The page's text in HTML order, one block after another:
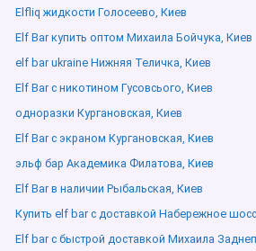
Elfliq жидкости Голосеево, Киев
Elf Bar купить оптом Михаила Бойчука, Киев
elf bar ukraine Нижняя Теличка, Киев
Elf Bar с никотином Гусовсього, Киев
одноразки Кургановская, Киев
Elf Bar с экраном Кургановская, Киев
эльф бар Академика Филатова, Киев
Elf Bar в наличии Рыбальская, Киев
Купить elf bar с доставкой Набережное
Elf bar с быстрой доставкой Михаила